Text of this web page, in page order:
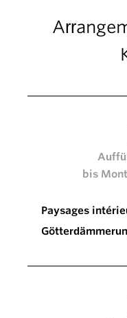
bis
Paysages